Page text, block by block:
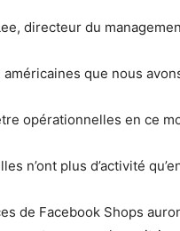
directeur du
américaines que nous
opérationnelles en ce
n’ont plus d’activité
de Facebook Shops